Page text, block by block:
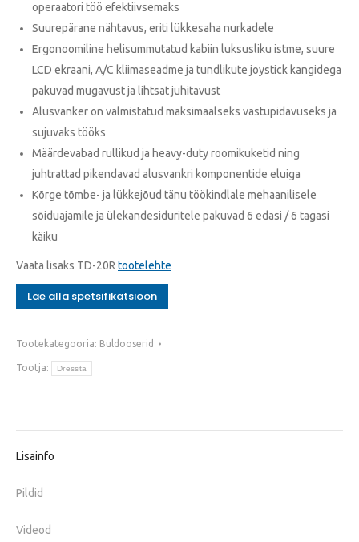
operaatori töö efektiivsemaks
Suurepärane nähtavus, eriti lükkesaha nurkadele
Ergonoomiline helisummutatud kabiin luksusliku istme, suure
LCD ekraani, A/C kliimaseadme ja tundlikute joystick kangidega
pakuvad mugavust ja lihtsat juhitavust
Alusvanker on valmistatud maksimaalseks vastupidavuseks ja
sujuvaks tööks
Määrdevabad rullikud ja heavy-duty roomikuketid ning
juhtrattad pikendavad alusvankri komponentide eluiga
Kõrge tõmbe- ja lükkejõud tänu töökindlale mehaanilisele
sõiduajamile ja ülekandesiduritele pakuvad 6 edasi / 6 tagasi
käiku
Vaata lisaks TD-20R tootelehte
Lae alla spetsifikatsioon
Tootekategooria: Buldooserid
Tootja: Dressta
Lisainfo
Pildid
Videod